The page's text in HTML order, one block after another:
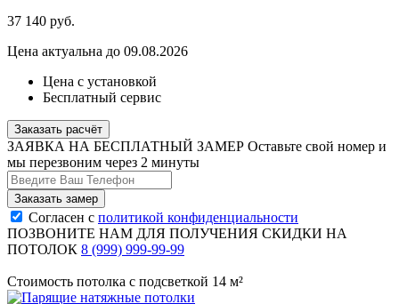
37 140 руб.
Цена актуальна до 09.08.2026
Цена с установкой
Бесплатный сервис
Заказать расчёт
ЗАЯВКА НА БЕСПЛАТНЫЙ ЗАМЕР Оставьте свой номер и
мы перезвоним через 2 минуты
Согласен с политикой конфиденциальности
ПОЗВОНИТЕ НАМ ДЛЯ ПОЛУЧЕНИЯ СКИДКИ НА
ПОТОЛОК 8 (999) 999-99-99
Стоимость потолка с подсветкой 14 м²